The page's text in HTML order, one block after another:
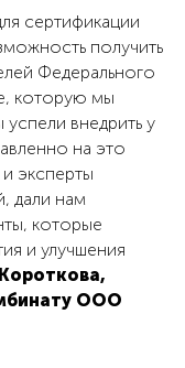
сертификации
получить
Федерального
которую мы
внедрить у
на это
эксперты
дали нам
которые
и улучшения
ООО